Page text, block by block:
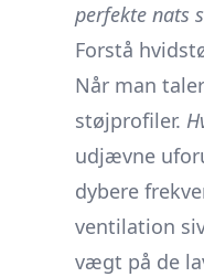
perfekte nats
Forstå
Når man
støjprofiler.
udjævne
dybere
ventilation
vægt på de